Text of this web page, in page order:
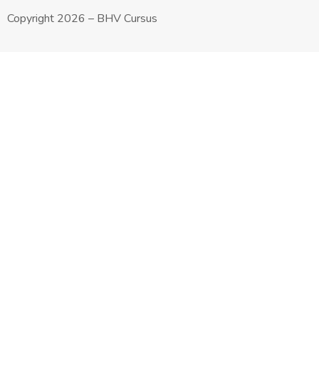
Copyright 2026 – BHV Cursus